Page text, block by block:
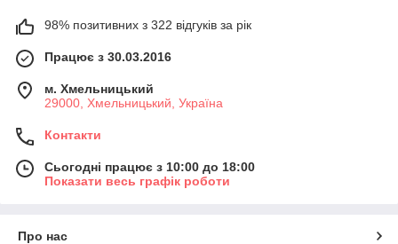
98% позитивних з 322 відгуків за рік
Працює з 30.03.2016
м. Хмельницький
29000, Хмельницький, Україна
Контакти
Сьогодні працює з 10:00 до 18:00
Показати весь графік роботи
Про нас